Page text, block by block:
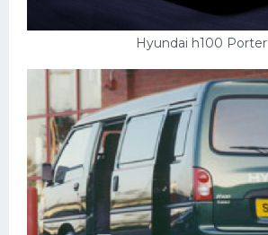
Hyundai h100 Porter
Самокаты
Велосипеды
Рено
Прогулочные суда